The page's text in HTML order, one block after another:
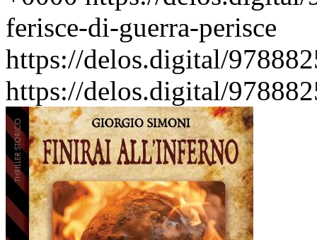
ferisce-di-guerra-perisce
https://delos.digital/
https://delos.digital/